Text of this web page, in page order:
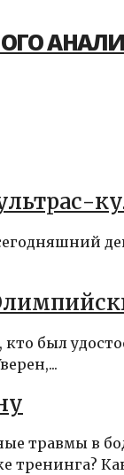
был
травмы в
тренинга?